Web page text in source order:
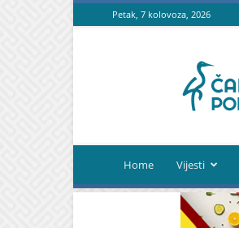
Petak, 7 kolovoza, 2026
Home Vijesti